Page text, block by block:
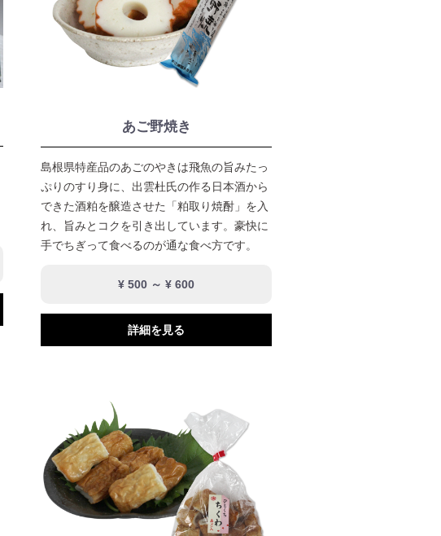
あご野焼き
島根県特産品のあごのやきは飛魚の旨みたっ
ぷりのすり身に、出雲杜氏の作る日本酒から
できた酒粕を醸造させた「粕取り焼酎」を入
れ、旨みとコクを引き出しています。豪快に
手でちぎって食べるのが通な食べ方です。
¥ 500 ～ ¥ 600
詳細を見る